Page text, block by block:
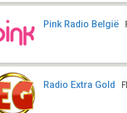
Pink Radio België
Radio Extra Gold